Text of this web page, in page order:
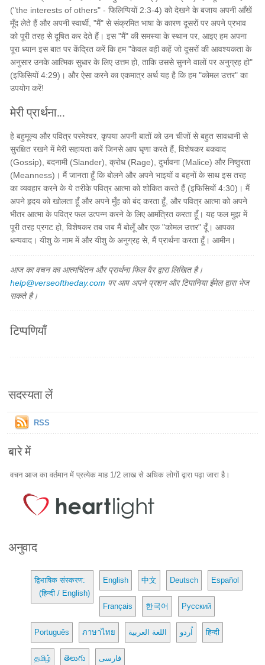
("the interests of others" - फिलिप्पियों 2:3-4) को देखने के बजाय अपनी आँखें
मूँद लेते हैं और अपनी स्वार्थी, "मैं" से संक्रमित भाषा के कारण दूसरों पर अपने प्रभाव
को पूरी तरह से दूषित कर देते हैं। इस "मैं" की समस्या के स्थान पर, आइए हम अपना
पूरा ध्यान इस बात पर केंद्रित करें कि हम "केवल वही कहें जो दूसरों की आवश्यकता के
अनुसार उनके आत्मिक सुधार के लिए उत्तम हो, ताकि उससे सुनने वालों पर अनुग्रह हो"
(इफिसियों 4:29)। और ऐसा करने का एकमात्र अर्थ यह है कि हम "कोमल उत्तर" का
उपयोग करें!
मेरी प्रार्थना...
हे बहुमूल्य और पवित्र परमेश्वर, कृपया अपनी बातों को उन चीजों से बहुत सावधानी से
सुरक्षित रखने में मेरी सहायता करें जिनसे आप घृणा करते हैं, विशेषकर बकवाद
(Gossip), बदनामी (Slander), क्रोध (Rage), दुर्भावना (Malice) और निष्ठुरता
(Meanness)। मैं जानता हूँ कि बोलने और अपने भाइयों व बहनों के साथ इस तरह
का व्यवहार करने के ये तरीके पवित्र आत्मा को शोकित करते हैं (इफिसियों 4:30)। मैं
अपने हृदय को खोलता हूँ और अपने मुँह को बंद करता हूँ, और पवित्र आत्मा को अपने
भीतर आत्मा के पवित्र फल उत्पन्न करने के लिए आमंत्रित करता हूँ। यह फल मुझ में
पूरी तरह प्रगट हो, विशेषकर तब जब मैं बोलूँ और एक "कोमल उत्तर" दूँ। आपका
धन्यवाद। यीशु के नाम में और यीशु के अनुग्रह से, मैं प्रार्थना करता हूँ। आमीन।
आज का वचन का आत्मचिंतन और प्रार्थना फिल वैर द्वारा लिखित है।
help@verseoftheday.com पर आप अपने प्रशन और टिपानिया ईमेल द्वारा भेज
सकते है।
टिप्पणियाँ
सदस्यता लें
RSS
बारे में
वचन आज का वर्तमान में प्रत्येक माह 1/2 लाख से अधिक लोगों द्वारा पढ़ा जारा है।
अनुवाद
द्विभाषिक संस्करण:
(हिन्दी / English)
English 中文 Deutsch Español
Français 한국어 Русский
Português ภาษาไทย اللغة العربية اُردو हिन्दी
தமிழ் తెలుగు فارسی